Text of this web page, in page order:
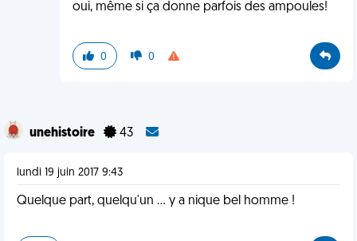
oui, même si ça donne parfois des ampoules!
0 0
unehistoire 43
lundi 19 juin 2017 9:43
Quelque part, quelqu'un ... y a nique bel homme !